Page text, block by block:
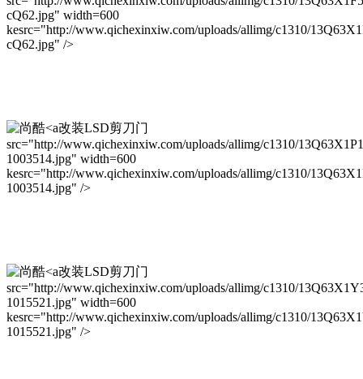
cQ62.jpg" width=600
kesrc="http://www.qichexinxiw.com/uploads/allimg/c1310/
cQ62.jpg" />
改装LSD剪刀门
src="http://www.qichexinxiw.com/uploads/allimg/c1310/
1003514.jpg" width=600
kesrc="http://www.qichexinxiw.com/uploads/allimg/c1310/
1003514.jpg" />
改装LSD剪刀门
src="http://www.qichexinxiw.com/uploads/allimg/c1310/
1015521.jpg" width=600
kesrc="http://www.qichexinxiw.com/uploads/allimg/c1310/
1015521.jpg" />